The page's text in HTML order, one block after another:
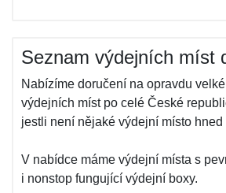
Seznam výdejních míst
Nabízíme doručení na opravdu
výdejních míst po celé České
jestli není nějaké výdejní místo hned
V nabídce máme výdejní místa s
i nonstop fungující výdejní boxy.